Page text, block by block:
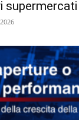
supermercati